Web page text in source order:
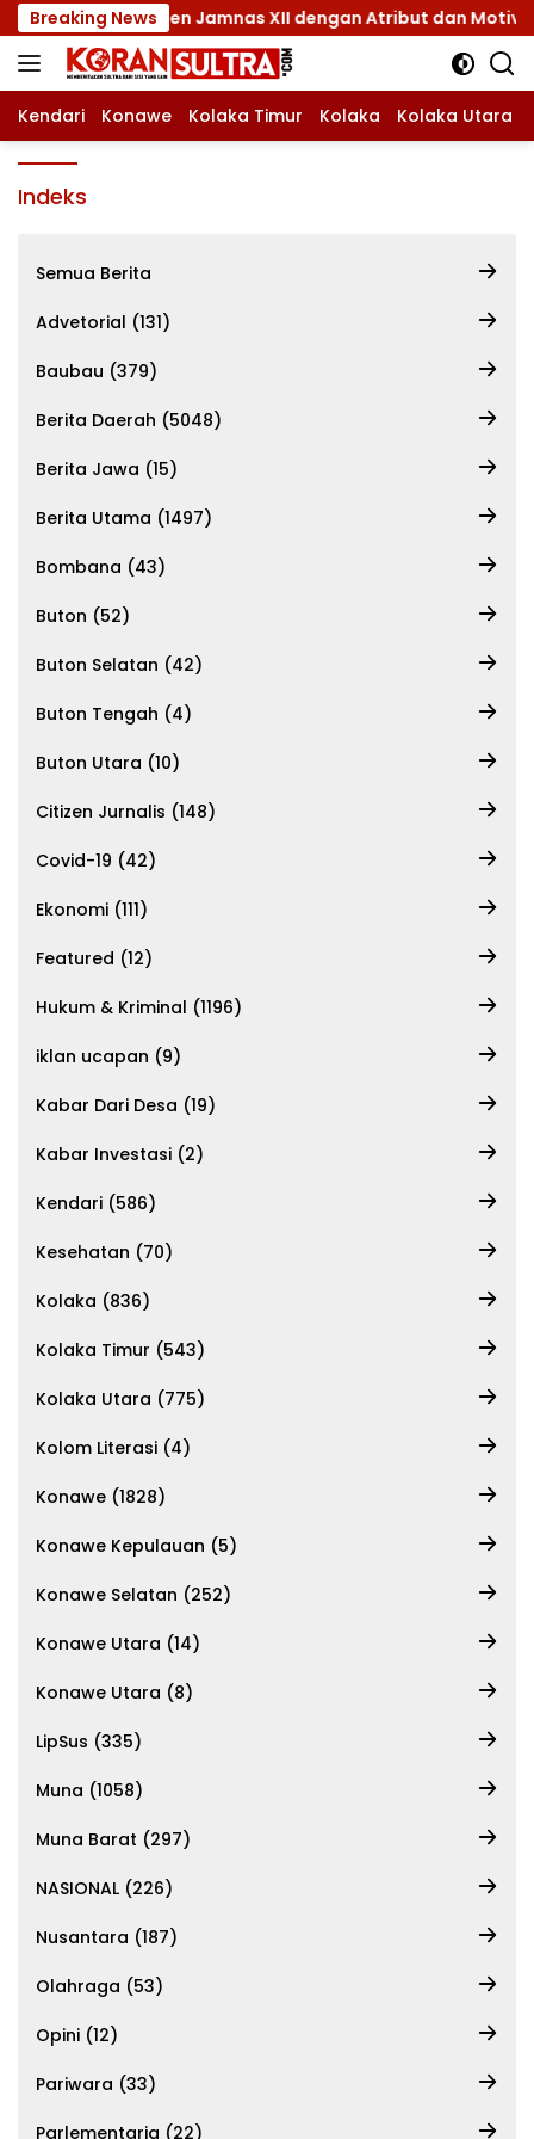
Langsung
ke
konten
Breaking News
Kontingen Jamnas XII dengan Atribut dan Motivasi,
Kendari Konawe Kolaka Timur Kolaka Kolaka Utara
Indeks
Semua Berita
Advetorial (131)
Baubau (379)
Berita Daerah (5048)
Berita Jawa (15)
Berita Utama (1497)
Bombana (43)
Buton (52)
Buton Selatan (42)
Buton Tengah (4)
Buton Utara (10)
Citizen Jurnalis (148)
Covid-19 (42)
Ekonomi (111)
Featured (12)
Hukum & Kriminal (1196)
iklan ucapan (9)
Kabar Dari Desa (19)
Kabar Investasi (2)
Kendari (586)
Kesehatan (70)
Kolaka (836)
Kolaka Timur (543)
Kolaka Utara (775)
Kolom Literasi (4)
Konawe (1828)
Konawe Kepulauan (5)
Konawe Selatan (252)
Konawe Utara (14)
Konawe Utara (8)
LipSus (335)
Muna (1058)
Muna Barat (297)
NASIONAL (226)
Nusantara (187)
Olahraga (53)
Opini (12)
Pariwara (33)
Parlementaria (22)